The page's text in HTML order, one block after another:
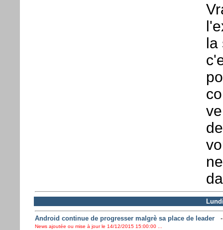
la
Android continue de progresser malgrè sa place de leader
News ajoutée ou mise à jour le 14/12/2015 15:00:00 ...